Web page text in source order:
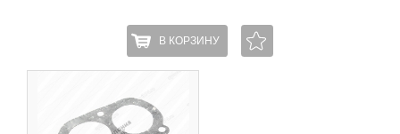
В КОРЗИНУ